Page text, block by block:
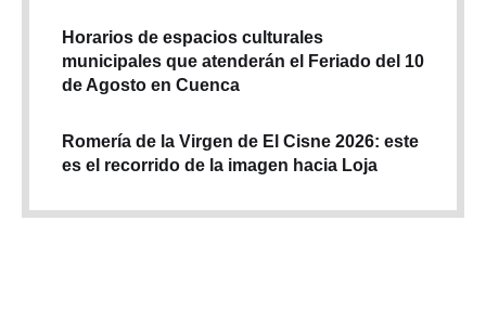
Horarios de espacios culturales
municipales que atenderán el Feriado del 10
de Agosto en Cuenca
Romería de la Virgen de El Cisne 2026: este
es el recorrido de la imagen hacia Loja